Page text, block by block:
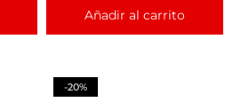
Añadir al carrito
-20%